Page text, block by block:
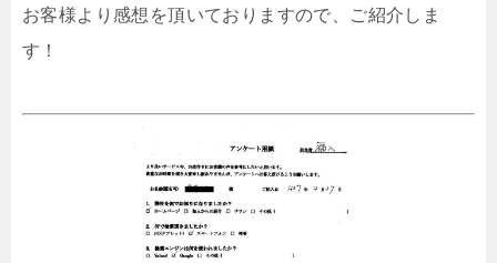
お客様より感想を頂いておりますので、ご紹介しま
す！